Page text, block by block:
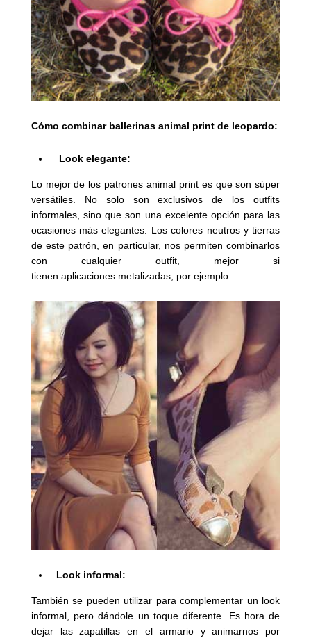
Cómo combinar ballerinas animal print de leopardo:
Look elegante:
Lo mejor de los patrones animal print es que son súper
versátiles. No solo son exclusivos de los outfits
informales, sino que son una excelente opción para las
ocasiones más elegantes. Los colores neutros y tierras
de este patrón, en particular, nos permiten combinarlos
con cualquier outfit, mejor si
tienen aplicaciones metalizadas, por ejemplo.
Look informal:
También se pueden utilizar para complementar un look
informal, pero dándole un toque diferente. Es hora de
dejar las zapatillas en el armario y animarnos por